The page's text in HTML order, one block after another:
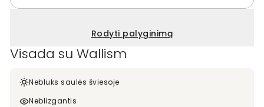
Rodyti palyginimą
Visada su Wallism
Nebluks saulės šviesoje
Neblizgantis